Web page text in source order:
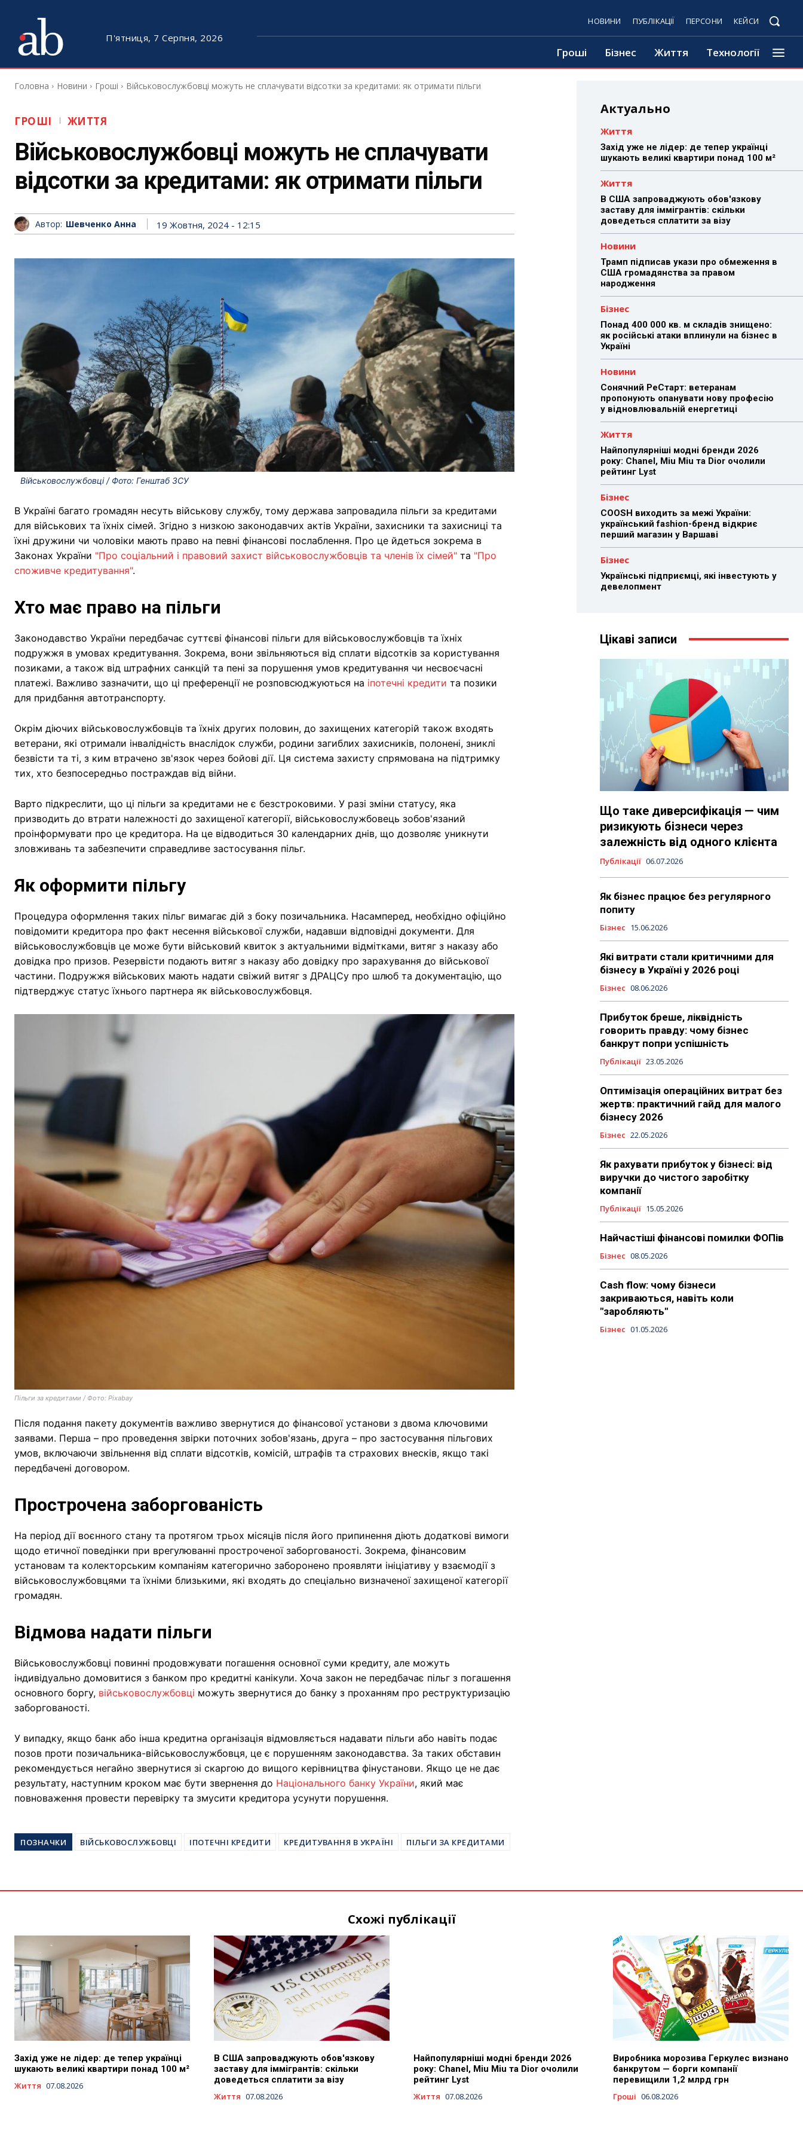
П'ятниця, 7 Серпня, 2026
НОВИНИ ПУБЛІКАЦІЇ ПЕРСОНИ КЕЙСИ
Гроші Бізнес Життя Технології
Головна Новини Гроші Військовослужбовці можуть не сплачувати відсотки за кредитами: як отримати пільги
ГРОШІ ЖИТТЯ
Військовослужбовці можуть не сплачувати
відсотки за кредитами: як отримати пільги
Автор: Шевченко Анна 19 Жовтня, 2024 - 12:15
Військовослужбовці / Фото: Генштаб ЗСУ
В Україні багато громадян несуть військову службу, тому держава запровадила пільги за кредитами
для військових та їхніх сімей. Згідно з низкою законодавчих актів України, захисники та захисниці та
їхні дружини чи чоловіки мають право на певні фінансові послаблення. Про це йдеться зокрема в
Законах України "Про соціальний і правовий захист військовослужбовців та членів їх сімей" та "Про
споживче кредитування".
Хто має право на пільги
Законодавство України передбачає суттєві фінансові пільги для військовослужбовців та їхніх
подружжя в умовах кредитування. Зокрема, вони звільняються від сплати відсотків за користування
позиками, а також від штрафних санкцій та пені за порушення умов кредитування чи несвоєчасні
платежі. Важливо зазначити, що ці преференції не розповсюджуються на іпотечні кредити та позики
для придбання автотранспорту.
Окрім діючих військовослужбовців та їхніх других половин, до захищених категорій також входять
ветерани, які отримали інвалідність внаслідок служби, родини загиблих захисників, полонені, зниклі
безвісти та ті, з ким втрачено зв'язок через бойові дії. Ця система захисту спрямована на підтримку
тих, хто безпосередньо постраждав від війни.
Варто підкреслити, що ці пільги за кредитами не є безстроковими. У разі зміни статусу, яка
призводить до втрати належності до захищеної категорії, військовослужбовець зобов'язаний
проінформувати про це кредитора. На це відводиться 30 календарних днів, що дозволяє уникнути
зловживань та забезпечити справедливе застосування пільг.
Як оформити пільгу
Процедура оформлення таких пільг вимагає дій з боку позичальника. Насамперед, необхідно офіційно
повідомити кредитора про факт несення військової служби, надавши відповідні документи. Для
військовослужбовців це може бути військовий квиток з актуальними відмітками, витяг з наказу або
довідка про призов. Резервісти подають витяг з наказу або довідку про зарахування до військової
частини. Подружжя військових мають надати свіжий витяг з ДРАЦСу про шлюб та документацію, що
підтверджує статус їхнього партнера як військовослужбовця.
Пільги за кредитами / Фото: Pixabay
Після подання пакету документів важливо звернутися до фінансової установи з двома ключовими
заявами. Перша – про проведення звірки поточних зобов'язань, друга – про застосування пільгових
умов, включаючи звільнення від сплати відсотків, комісій, штрафів та страхових внесків, якщо такі
передбачені договором.
Прострочена заборгованість
На період дії воєнного стану та протягом трьох місяців після його припинення діють додаткові вимоги
щодо етичної поведінки при врегулюванні простроченої заборгованості. Зокрема, фінансовим
установам та колекторським компаніям категорично заборонено проявляти ініціативу у взаємодії з
військовослужбовцями та їхніми близькими, які входять до спеціально визначеної захищеної категорії
громадян.
Відмова надати пільги
Військовослужбовці повинні продовжувати погашення основної суми кредиту, але можуть
індивідуально домовитися з банком про кредитні канікули. Хоча закон не передбачає пільг з погашення
основного боргу, військовослужбовці можуть звернутися до банку з проханням про реструктуризацію
заборгованості.
У випадку, якщо банк або інша кредитна організація відмовляється надавати пільги або навіть подає
позов проти позичальника-військовослужбовця, це є порушенням законодавства. За таких обставин
рекомендується негайно звернутися зі скаргою до вищого керівництва фінустанови. Якщо це не дає
результату, наступним кроком має бути звернення до Національного банку України, який має
повноваження провести перевірку та змусити кредитора усунути порушення.
ПОЗНАЧКИ ВІЙСЬКОВОСЛУЖБОВЦІ ІПОТЕЧНІ КРЕДИТИ КРЕДИТУВАННЯ В УКРАЇНІ ПІЛЬГИ ЗА КРЕДИТАМИ
Актуально
Життя
Захід уже не лідер: де тепер українці
шукають великі квартири понад 100 м²
Життя
В США запроваджують обов'язкову
заставу для іммігрантів: скільки
доведеться сплатити за візу
Новини
Трамп підписав укази про обмеження в
США громадянства за правом
народження
Бізнес
Понад 400 000 кв. м складів знищено:
як російські атаки вплинули на бізнес в
Україні
Новини
Сонячний РеСтарт: ветеранам
пропонують опанувати нову професію
у відновлювальній енергетиці
Життя
Найпопулярніші модні бренди 2026
року: Chanel, Miu Miu та Dior очолили
рейтинг Lyst
Бізнес
COOSH виходить за межі України:
український fashion-бренд відкриє
перший магазин у Варшаві
Бізнес
Українські підприємці, які інвестують у
девелопмент
Цікаві записи
Що таке диверсифікація — чим
ризикують бізнеси через
залежність від одного клієнта
Публікації 06.07.2026
Як бізнес працює без регулярного
попиту
Бізнес 15.06.2026
Які витрати стали критичними для
бізнесу в Україні у 2026 році
Бізнес 08.06.2026
Прибуток бреше, ліквідність
говорить правду: чому бізнес
банкрут попри успішність
Публікації 23.05.2026
Оптимізація операційних витрат без
жертв: практичний гайд для малого
бізнесу 2026
Бізнес 22.05.2026
Як рахувати прибуток у бізнесі: від
виручки до чистого заробітку
компанії
Публікації 15.05.2026
Найчастіші фінансові помилки ФОПів
Бізнес 08.05.2026
Cash flow: чому бізнеси
закриваються, навіть коли
"заробляють"
Бізнес 01.05.2026
Схожі публікації
Захід уже не лідер: де тепер українці
шукають великі квартири понад 100 м²
Життя 07.08.2026
В США запроваджують обов'язкову
заставу для іммігрантів: скільки
доведеться сплатити за візу
Життя 07.08.2026
Найпопулярніші модні бренди 2026
року: Chanel, Miu Miu та Dior очолили
рейтинг Lyst
Життя 07.08.2026
Виробника морозива Геркулес визнано
банкрутом — борги компанії
перевищили 1,2 млрд грн
Гроші 06.08.2026